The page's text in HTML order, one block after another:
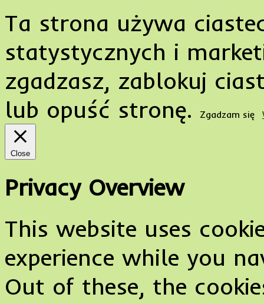
Ta strona używa
statystycznych i
zgadzasz, zablokuj
lub opuść stronę.
Zgadzam się
Close
Privacy Overview
This website uses
experience while you
Out of these, the